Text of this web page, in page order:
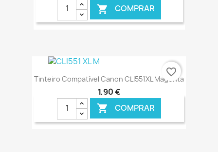
 COMPRAR
€ ONLINE
Tinteiro Compatível Canon CLI551XL Magenta
1,90 €
 COMPRAR
favorite_border